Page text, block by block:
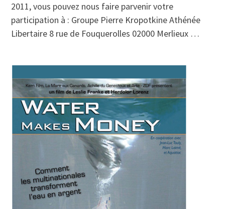
2011, vous pouvez nous faire parvenir votre
participation à : Groupe Pierre Kropotkine Athénée
Libertaire 8 rue de Fouquerolles 02000 Merlieux …